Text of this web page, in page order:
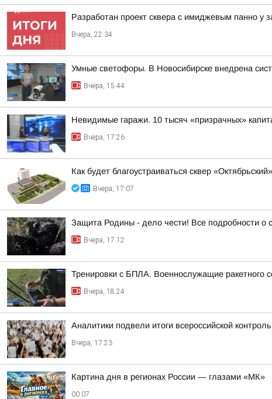
Разработан проект сквера с имиджевым панно у
Вчера, 22:34
Умные светофоры. В Новосибирске внедрена
Вчера, 15:44
Невидимые гаражи. 10 тысяч «призрачных»
Вчера, 17:26
Как будет благоустраиваться сквер
Вчера, 17:07
Защита Родины - дело чести! Все подробности о
Вчера, 17:12
Тренировки с БПЛА. Военнослужащие ракетного
Вчера, 18:24
Аналитики подвели итоги всероссийской
Вчера, 17:23
Картина дня в регионах России — глазами «МК»
00:07